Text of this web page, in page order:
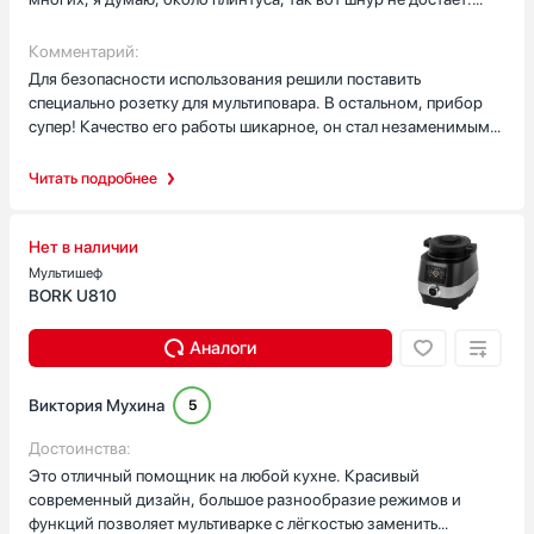
Читать подробнее
качественное антипригарное покрытие, за все время
выглядит практически как новое. Она легка в уходе и чистке.
Это отличная модель, быстро готовит, легко управляется,
безопасна при проживании с маленькими детьми. Корпус
практически не нагревается. Я не боюсь, что мои дети
температура в автоматических режимах подобраны отлично,
разогревается. Главное быстро, ничего не пригорает.
эстетично и не безопасно.
Комментарий:
Для безопасности использования решили поставить
специально розетку для мультиповара. В остальном, прибор
супер! Качество его работы шикарное, он стал незаменимым
Нет в наличии
Мультишеф
BORK U810
Аналоги
Виктория Мухина 5
Достоинства:
Это отличный помощник на любой кухне. Красивый
современный дизайн, большое разнообразие режимов и
функций позволяет мультиварке с лёгкостью заменить